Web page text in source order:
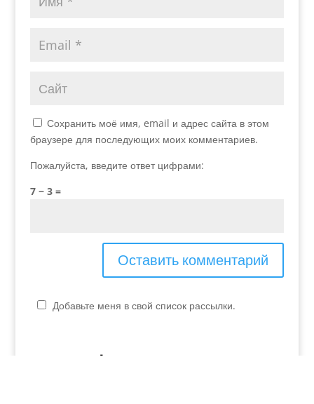
Сохранить моё имя, email и адрес сайта в этом
браузере для последующих моих комментариев.
Пожалуйста, введите ответ цифрами:
7 − 3 =
Добавьте меня в свой список рассылки.